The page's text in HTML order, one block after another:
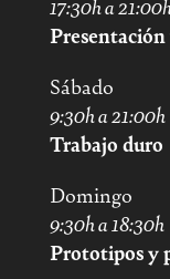
17:30h a
Sábado
9:30h a 21:00h
Trabajo duro
Domingo
9:30h a 18:30h
Prototipos y